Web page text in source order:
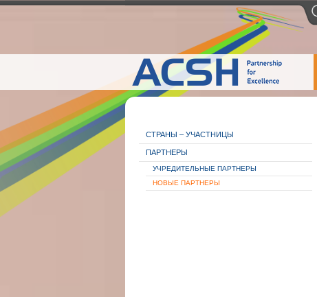
СТРАНЫ – УЧАСТНИЦЫ
ПАРТНЕРЫ
УЧРЕДИТЕЛЬНЫЕ ПАРТНЕРЫ
НОВЫЕ ПАРТНЕРЫ